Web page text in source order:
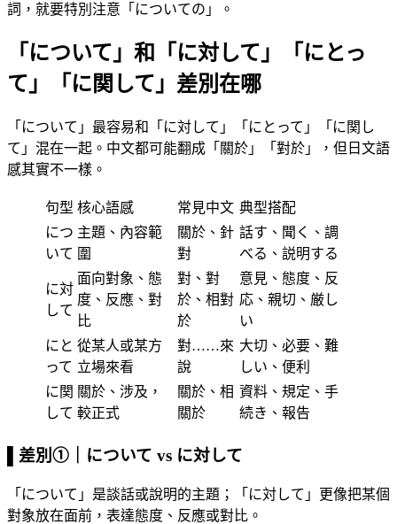
詞，就要特別注意「についての」。
「について」和「に対して」「にとっ
て」「に関して」差別在哪
「について」最容易和「に対して」「にとって」「に関し
て」混在一起。中文都可能翻成「關於」「對於」，但日文語
感其實不一樣。
句型 核心語感 常見中文 典型搭配
につ
いて
主題、內容範
圍
關於、針
對
話す、聞く、調
べる、説明する
に対
して
面向對象、態
度、反應、對
比
對、對
於、相對
於
意見、態度、反
応、親切、厳し
い
にと
って
從某人或某方
立場來看
對……來
說
大切、必要、難
しい、便利
に関
して
關於、涉及，
較正式
關於、相
關於
資料、規定、手
続き、報告
▌差別①｜について vs に対して
「について」是談話或說明的主題；「に対して」更像把某個
對象放在面前，表達態度、反應或對比。